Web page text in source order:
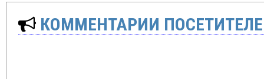
КОММЕНТАРИИ